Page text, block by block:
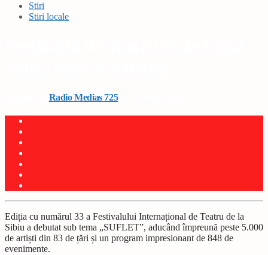
Stiri
Stiri locale
Radio Medias 725on 19 iunie 2026
Ediția cu numărul 33 a Festivalului Internațional de Teatru de la
Sibiu a debutat sub tema „SUFLET”, aducând împreună peste 5.000
de artiști din 83 de țări și un program impresionant de 848 de
evenimente.